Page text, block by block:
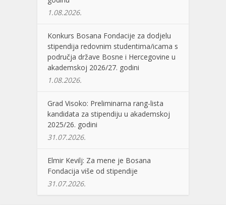
1.08.2026.
Konkurs Bosana Fondacije za dodjelu
stipendija redovnim studentima/icama s
područja države Bosne i Hercegovine u
akademskoj 2026/27. godini
1.08.2026.
Grad Visoko: Preliminarna rang-lista
kandidata za stipendiju u akademskoj
2025/26. godini
31.07.2026.
Elmir Kevilj: Za mene je Bosana
Fondacija više od stipendije
31.07.2026.